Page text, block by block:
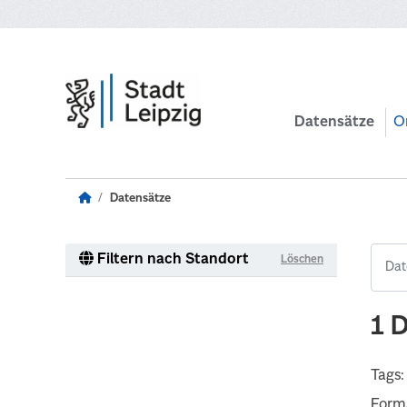
Datensätze
Datensätze
Filtern nach Standort Löschen
1
Tags: